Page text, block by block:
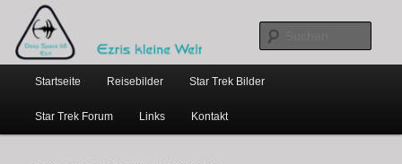
primären
Inhalt
springen
sekundären
Inhalt
springen
Ezris kleine Welt
…weil bloggen so schick ist
Hauptmenü
Startseite Reisebilder Star Trek Bilder
Star Trek Forum Links Kontakt